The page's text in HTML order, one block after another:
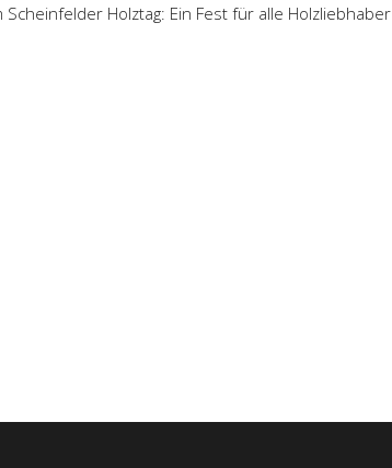
Scheinfelder Holztag: Ein Fest für alle Holzliebhaber